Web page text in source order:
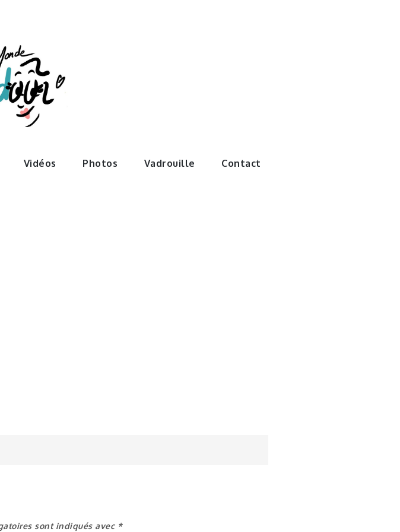
le monde de
Vidéos Photos Vadrouille Contact
sont indiqués avec *